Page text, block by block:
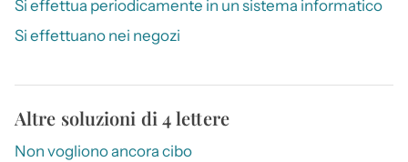
Si effettua periodicamente in un sistema informatico
Si effettuano nei negozi
Altre soluzioni di 4 lettere
Non vogliono ancora cibo